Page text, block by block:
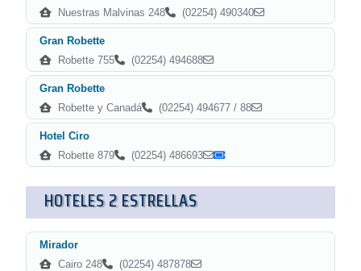
Nuestras Malvinas 248
(02254) 490340
Gran Robette
Robette 755
(02254) 494688
Gran Robette
Robette y Canadá
(02254) 494677 / 88
Hotel Ciro
Robette 879
(02254) 486693
HOTELES 2 ESTRELLAS
Mirador
Cairo 248
(02254) 487878